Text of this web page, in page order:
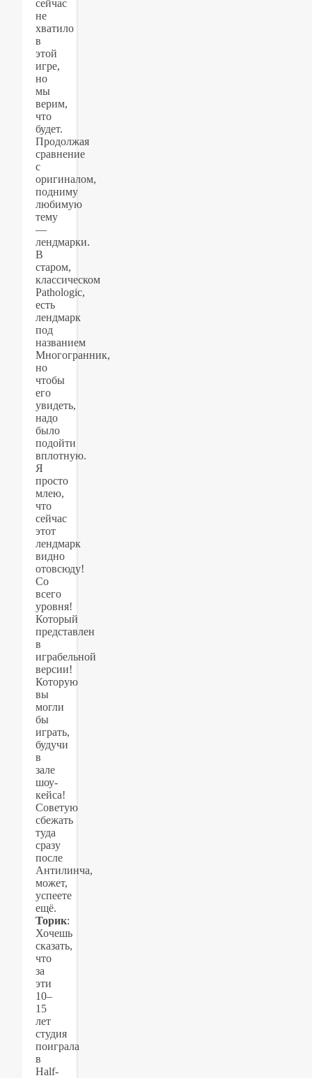
сейчас
не
хватило
в
этой
игре,
но
мы
верим,
что
будет.
Продолжая
сравнение
с
оригиналом,
подниму
любимую
тему
—
лендмарки.
В
старом,
классическом
Pathologic,
есть
лендмарк
под
названием
Многогранник,
но
чтобы
его
увидеть,
надо
было
подойти
вплотную.
Я
просто
млею,
что
сейчас
этот
лендмарк
видно
отовсюду!
Со
всего
уровня!
Который
представлен
в
играбельной
версии!
Которую
вы
могли
бы
играть,
будучи
в
зале
шоу-
кейса!
Советую
сбежать
туда
сразу
после
Антилинча,
может,
успеете
ещё.
Торик:
Хочешь
сказать,
что
за
эти
10–
15
лет
студия
поиграла
в
Half-